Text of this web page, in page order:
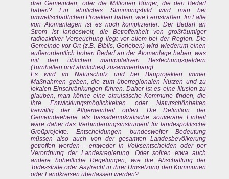
drei Gemeinden, oder die Millionen Bürger, die den Bedarf
haben? Ein ähnliches Stimmungsbild wird man bei
umweltschädlichen Projekten haben, wie Fernstraßen. Im Falle
von Atomanlagen ist es noch komplizierter. Der Bedarf an
Strom ist landesweit, die Betroffenheit von großräumiger
radioaktiver Verseuchung liegt vor allem bei der Region. Die
Gemeinde vor Ort (z.B. Biblis, Gorleben) wird wiederum einen
außerordentlich hohen Bedarf an der Atomanlage haben, was
mit den üblichen manipulativen Bestechungsgeldern
(Turnhallen und ähnliches) zusammenhängt.
Es wird im Naturschutz und bei Bauprojekten immer
Maßnahmen geben, die zum überregionalen Nutzen und zu
lokalen Einschränkungen führen. Daher ist es eine Illusion zu
glauben, man könne eine altruistische Kommune finden, die
ihre Entwicklungsmöglichkeiten oder Naturschönheiten
freiwillig der Allgemeinheit opfert. Die Definition der
Gemeindeebene als basisdemokratische souveräne Einheit
wäre daher das Verhinderungsinstrument für landespolitische
Großprojekte. Entscheidungen bundesweiter Bedeutung
müssen also auch von der gesamten Landesbevölkerung
getroffen werden - entweder in Volksentscheiden oder per
Verordnung der Landesregierung. Oder sollten etwa auch
andere hoheitliche Regelungen, wie die Abschaffung der
Todesstrafe oder Asylrecht in ihrer Umsetzung den Kommunen
oder Landkreisen überlassen werden?